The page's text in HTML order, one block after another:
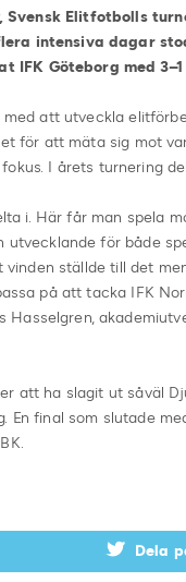
Svensk Elitfotbolls
intensiva dagar
IFK Göteborg med
att utveckla
för att mäta sig mot
I årets turnering
i. Här får man spela
för både
ställde till det
på att tacka IFK
Hasselgren,
att ha slagit ut såväl
En final som slutade
Dela